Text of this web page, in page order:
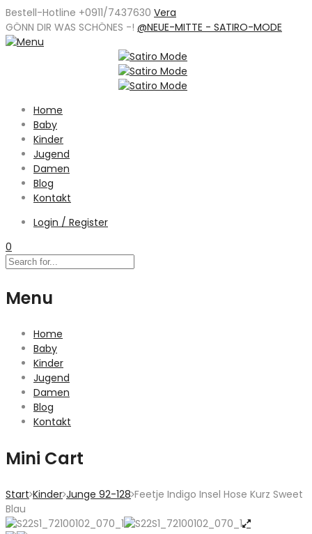
Bestell-Hotline +0911/7437630 Vera
GÖNN DIR WAS SCHÖNES -! @NEUE-MITTE - SATIRO-MODE
Home
Baby
Kinder
Jugend
Damen
Blog
Kontakt
Login / Register
0
Menu
Home
Baby
Kinder
Jugend
Damen
Blog
Kontakt
Mini Cart
Start Kinder Junge 92-128 Feetje Indigo Insel Hose Kurz Sweet
Blau